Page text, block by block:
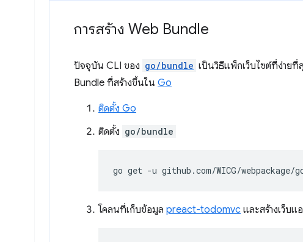
การสร้าง Web Bundle
ปัจจุบัน CLI ของ go/bundle เป็นวิธีแพ็กเว็บไซต์ที่ง่ายที่
Bundle ที่สร้างขึ้นใน Go
ติดตั้ง Go
ติดตั้ง go/bundle
go get -u
โคลนที่เก็บข้อมูล preact-todomvc และสร้างเว็บแ